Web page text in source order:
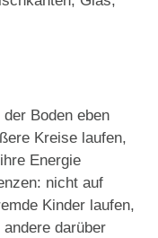
Boden eben
Kreise laufen,
Energie
nicht auf
Kinder laufen,
darüber